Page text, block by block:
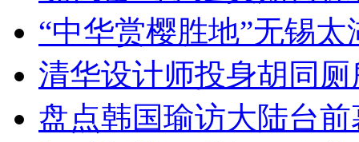
“中华赏樱胜地”无锡
清华设计师投身胡同
盘点韩国瑜访大陆台